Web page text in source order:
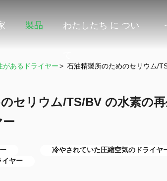
製品 わたしたち に つい
があるドライヤー> 石油精製所のためのセリウム/
セリウム/TS/BV の水素の
冷やされていた圧縮空気のドライヤ
イヤー